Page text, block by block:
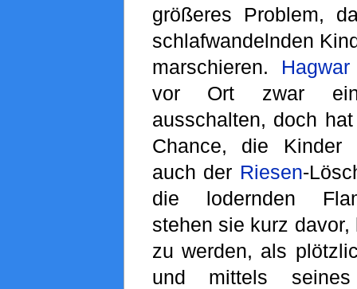
größeres Problem,
schlafwandelnden
marschieren.
vor Ort zwar
ausschalten, doch
Chance, die Kinder
auch der Riesen-
die lodernden
stehen sie kurz
zu werden, als
und mittels